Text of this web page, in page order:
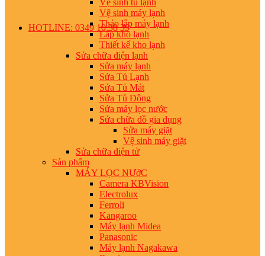
HOTLINE: 0349 10 38 39
Vệ sinh tủ lạnh
Vệ sinh máy lạnh
Tháo lắp máy lạnh
Lắp kho lạnh
Thiết kế kho lạnh
Sửa chữa điện lạnh
Sửa máy lạnh
Sửa Tủ Lạnh
Sửa Tủ Mát
Sửa Tủ Đông
Sửa máy lọc nước
Sửa chữa đồ gia dụng
Sửa máy giặt
Vệ sinh máy giặt
Sửa chữa điện tử
Sản phẩm
MÁY LỌC NƯớC
Camera KBVision
Electrolux
Ferroli
Kangaroo
Máy lạnh Midea
Panasonic
Máy lạnh Nagakawa